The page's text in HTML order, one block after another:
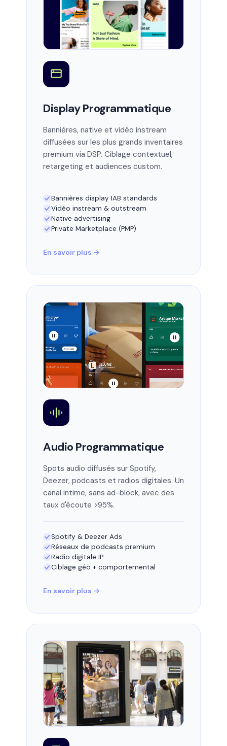
Display Programmatique
Bannières, native et vidéo instream
diffusées sur les plus grands inventaires
premium via DSP. Ciblage contextuel,
retargeting et audiences custom.
Bannières display IAB standards
Vidéo instream & outstream
Native advertising
Private Marketplace (PMP)
En savoir plus →
Audio Programmatique
Spots audio diffusés sur Spotify,
Deezer, podcasts et radios digitales. Un
canal intime, sans ad-block, avec des
taux d'écoute >95%.
Spotify & Deezer Ads
Réseaux de podcasts premium
Radio digitale IP
Ciblage géo + comportemental
En savoir plus →